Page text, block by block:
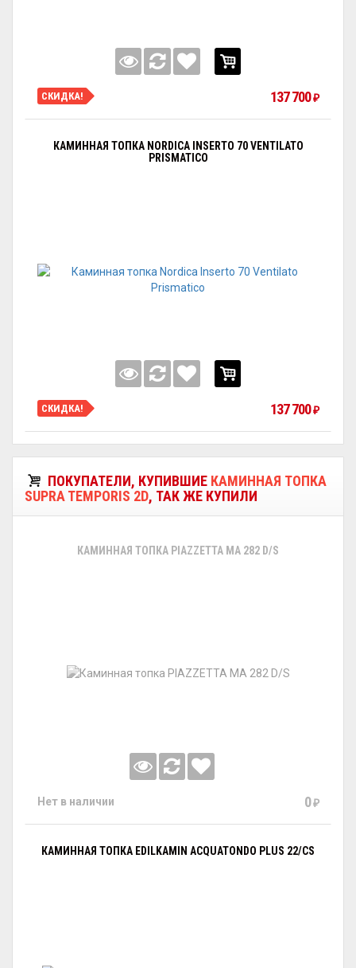
СКИДКА! 137 700₽
КАМИННАЯ ТОПКА NORDICA INSERTO 70 VENTILATO
PRISMATICO
СКИДКА! 137 700₽
ПОКУПАТЕЛИ, КУПИВШИЕ КАМИННАЯ ТОПКА
SUPRA TEMPORIS 2D, ТАК ЖЕ КУПИЛИ
КАМИННАЯ ТОПКА PIAZZETTA MA 282 D/S
Нет в наличии 0₽
КАМИННАЯ ТОПКА EDILKAMIN ACQUATONDO PLUS 22/CS